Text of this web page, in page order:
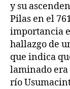
y su
Pilas en el
importancia
hallazgo de
que indica
laminado
río